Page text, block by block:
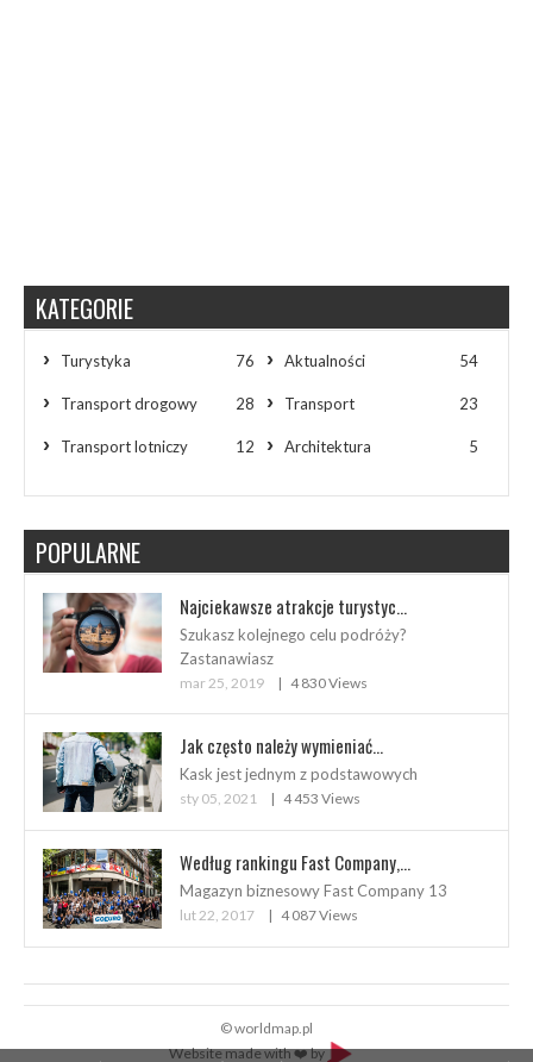
KATEGORIE
Turystyka 76 Aktualności 54
Transport drogowy 28 Transport 23
Transport lotniczy 12 Architektura 5
POPULARNE
Najciekawsze atrakcje turystyc...
Szukasz kolejnego celu podróży?
Zastanawiasz
mar 25, 2019 4 830 Views
Jak często należy wymieniać...
Kask jest jednym z podstawowych
sty 05, 2021 4 453 Views
Według rankingu Fast Company,...
Magazyn biznesowy Fast Company 13
lut 22, 2017 4 087 Views
© worldmap.pl
Website made with ❤️ by